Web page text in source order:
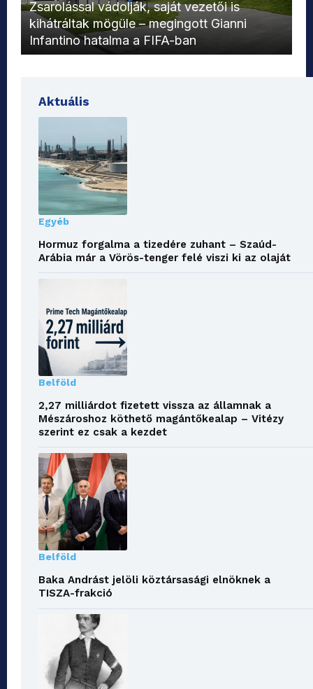
Zsarolással vádolják, saját vezetői is
kihátráltak mögüle – megingott Gianni
Infantino hatalma a FIFA-ban
Aktuális
Egyéb
Hormuz forgalma a tizedére zuhant – Szaúd-
Arábia már a Vörös-tenger felé viszi ki az olaját
Belföld
2,27 milliárdot fizetett vissza az államnak a
Mészároshoz köthető magántőkealap – Vitézy
szerint ez csak a kezdet
Belföld
Baka Andrást jelöli köztársasági elnöknek a
TISZA-frakció